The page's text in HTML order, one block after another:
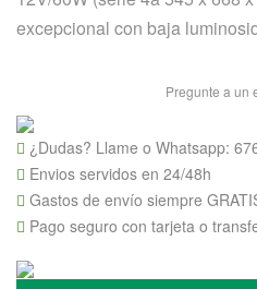
excepcional con baja
Pregunte a un
¿Dudas? Llame o Whatsapp:
Envios servidos en 24/48h
Gastos de envío siempre
Pago seguro con tarjeta o